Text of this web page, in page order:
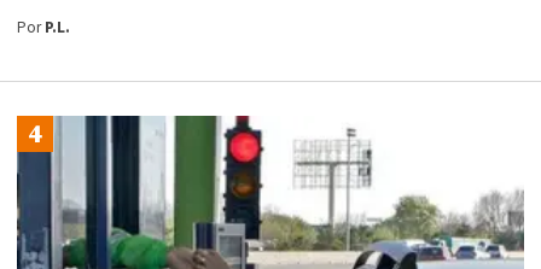
PorP.L.